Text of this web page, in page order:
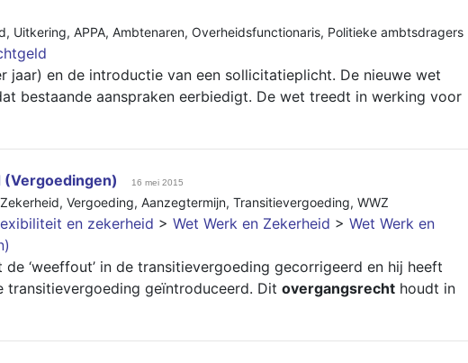
, Uitkering, APPA, Ambtenaren, Overheidsfunctionaris, Politieke ambtsdragers
jaar) en de introductie van een sollicitatieplicht. De nieuwe wet
bestaande aanspraken eerbiedigt. De wet treedt in werking voor
(Vergoedingen) 16 mei 2015
, Vergoeding, Aanzegtermijn, Transitievergoeding, WWZ
en zekerheid > Wet Werk en Zekerheid > Wet Werk en
de ‘weeffout’ in de transitievergoeding gecorrigeerd en hij heeft
transitievergoeding geïntroduceerd. Dit overgangsrecht houdt in